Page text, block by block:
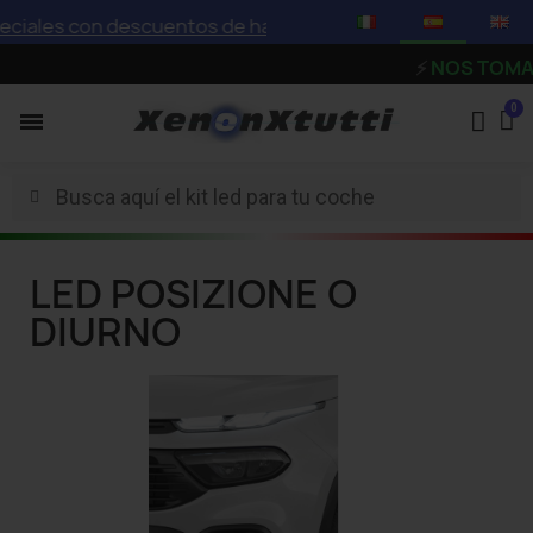
con descuentos de hasta el 75%
NOS
LED POSIZIONE O
DIURNO